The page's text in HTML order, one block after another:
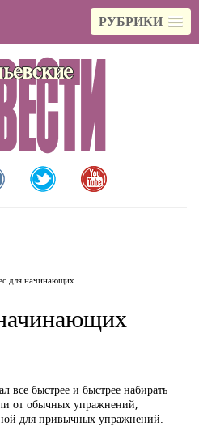
РУБРИКИ
для начинающих
все быстрее и быстрее набирать
от обычных упражнений,
для привычных упражнений.